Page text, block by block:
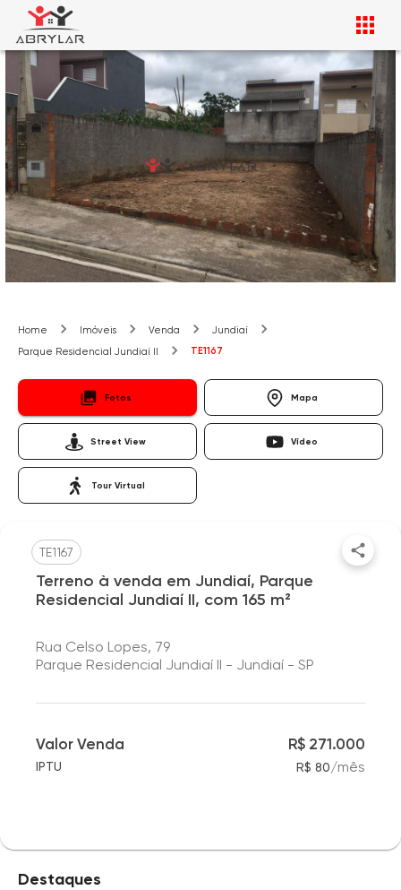
Home Imóveis Venda
Jundiaí
Parque Residencial Jundiaí II
TE1167
Fotos Mapa
Street View Vídeo
Tour Virtual
TE1167
Terreno à venda em Jundiaí, Parque
Residencial Jundiaí II, com 165 m²
Rua Celso Lopes, 79
Parque Residencial Jundiaí II - Jundiaí - SP
Valor Venda R$ 271.000
IPTU R$ 80/mês
Destaques